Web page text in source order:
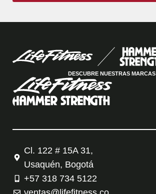
DESCUBRE NUESTRAS MARCAS
Cl. 122 # 15A 31,
Usaquén, Bogotá
+57 318 734 5122